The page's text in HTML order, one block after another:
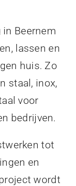
Beernem
lassen en
huis. Zo
staal, inox,
voor
bedrijven.
tot
en
wordt